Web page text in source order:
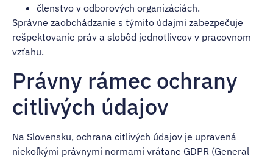
členstvo v odborových organizáciách.
Správne zaobchádzanie s týmito údajmi zabezpečuje
rešpektovanie práv a slobôd jednotlivcov v pracovnom
vzťahu.
Právny rámec ochrany
citlivých údajov
Na Slovensku, ochrana citlivých údajov je upravená
niekoľkými právnymi normami vrátane GDPR (General